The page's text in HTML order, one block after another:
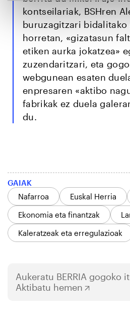
kontseilariak, BSHren
buruzagitzari bidalitako
horretan, «gizatasun
etiken aurka jokatzea»
zuzendaritzari, eta
webgunean esaten
enpresaren «aktibo
fabrikak ez duela
du.
GAIAK
Nafarroa
Euskal Herria
Ekonomia eta finantzak
Kaleratzeak eta erregulazioak
Aukeratu BERRIA gogoko
Aktibatu hemen